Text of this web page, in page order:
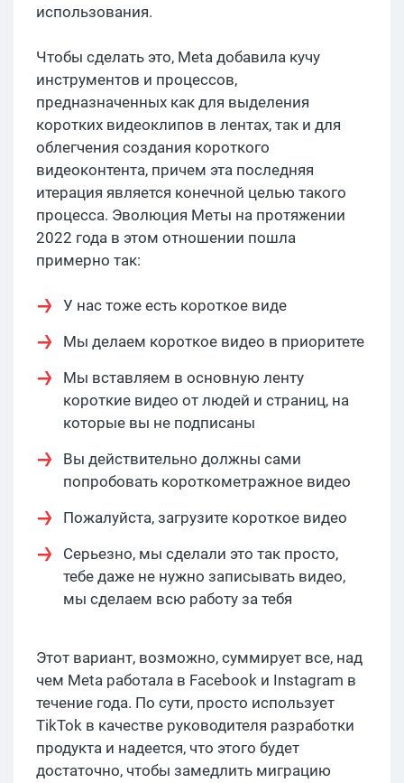
использования.
Чтобы сделать это, Meta добавила кучу
инструментов и процессов,
предназначенных как для выделения
коротких видеоклипов в лентах, так и для
облегчения создания короткого
видеоконтента, причем эта последняя
итерация является конечной целью такого
процесса. Эволюция Меты на протяжении
2022 года в этом отношении пошла
примерно так:
У нас тоже есть короткое виде
Мы делаем короткое видео в приоритете
Мы вставляем в основную ленту
короткие видео от людей и страниц, на
которые вы не подписаны
Вы действительно должны сами
попробовать короткометражное видео
Пожалуйста, загрузите короткое видео
Серьезно, мы сделали это так просто,
тебе даже не нужно записывать видео,
мы сделаем всю работу за тебя
Этот вариант, возможно, суммирует все, над
чем Meta работала в Facebook и Instagram в
течение года. По сути, просто использует
TikTok в качестве руководителя разработки
продукта и надеется, что этого будет
достаточно, чтобы замедлить миграцию